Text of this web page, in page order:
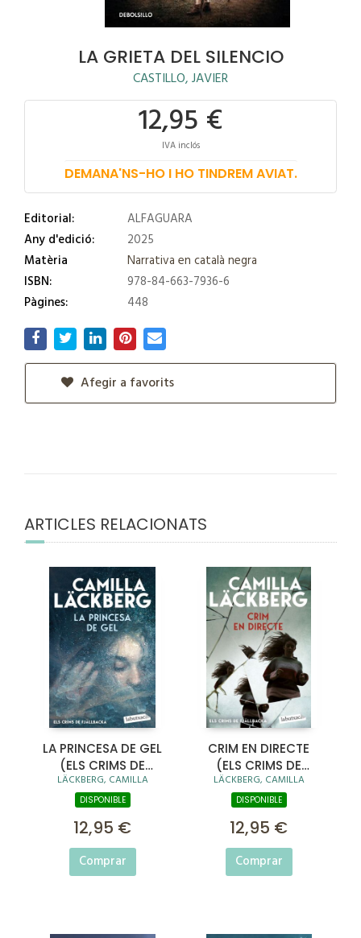
LA GRIETA DEL SILENCIO
CASTILLO, JAVIER
12,95 €
IVA inclós
DEMANA'NS-HO I HO TINDREM AVIAT.
Editorial:
ALFAGUARA
Any d'edició:
2025
Matèria
Narrativa en català negra
ISBN:
978-84-663-7936-6
Pàgines:
448
Afegir a favorits
ARTICLES RELACIONATS
LA PRINCESA DE GEL
(ELS CRIMS DE
FJÄLLBACKA)
LÄCKBERG, CAMILLA
DISPONIBLE
12,95 €
Comprar
CRIM EN DIRECTE
(ELS CRIMS DE
FJÄLLBACKA)
LÄCKBERG, CAMILLA
DISPONIBLE
12,95 €
Comprar